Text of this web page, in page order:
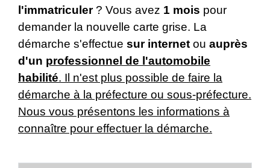
l'immatriculer? Vous avez 1 mois pour
demander la nouvelle carte grise. La
démarche s'effectue sur internet ou auprès
d'un professionnel de l'automobile
habilité. Il n'est plus possible de faire la
démarche à la préfecture ou sous-préfecture.
Nous vous présentons les informations à
connaître pour effectuer la démarche.